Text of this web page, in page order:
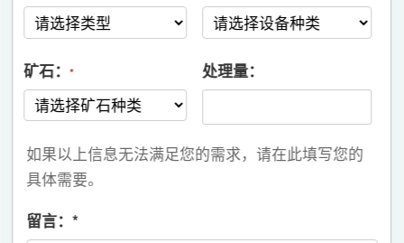
矿石：* 处理量：
如果以上信息无法满足您的需求，请在此填写您的
具体需要。
留言： *